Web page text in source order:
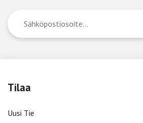
Tilaa
Uusi Tie